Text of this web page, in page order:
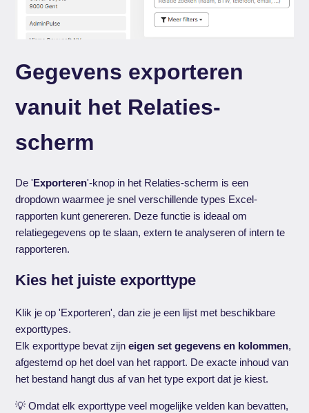
Gegevens exporteren
vanuit het Relaties-
scherm
De 'Exporteren'-knop in het Relaties-scherm is een
dropdown waarmee je snel verschillende types Excel-
rapporten kunt genereren. Deze functie is ideaal om
relatiegegevens op te slaan, extern te analyseren of intern te
rapporteren.
Kies het juiste exporttype
Klik je op 'Exporteren', dan zie je een lijst met beschikbare
exporttypes.
Elk exporttype bevat zijneigen set gegevens en kolommen,
afgestemd op het doel van het rapport. De exacte inhoud van
het bestand hangt dus af van het type export dat je kiest.
💡 Omdat elk exporttype veel mogelijke velden kan bevatten,